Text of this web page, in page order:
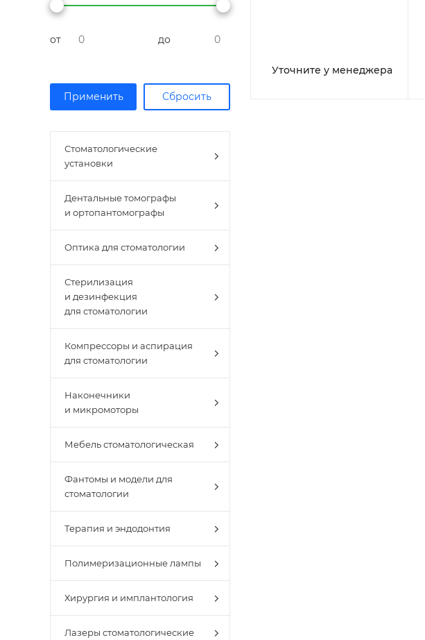
от до
Стоматологические
установки
Дентальные томографы
и ортопантомографы
Оптика для стоматологии
Стерилизация
и дезинфекция
для стоматологии
Компрессоры и аспирация
для стоматологии
Наконечники
и микромоторы
Мебель стоматологическая
Фантомы и модели для
стоматологии
Терапия и эндодонтия
Полимеризационные лампы
Хирургия и имплантология
Лазеры стоматологические
Уточните у менеджера